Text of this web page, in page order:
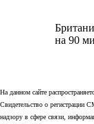
на 90
На данном сайте
Свидетельство о
надзору в сфере связи,